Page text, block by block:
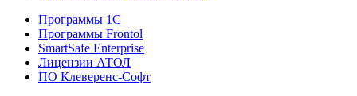
Программы 1C
Программы Frontol
SmartSafe Enterprise
Лицензии АТОЛ
ПО Клеверенс-Софт